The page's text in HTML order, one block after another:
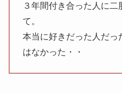
３年間付き合った人に二
て。
本当に好きだった人だっ
はなかった・・